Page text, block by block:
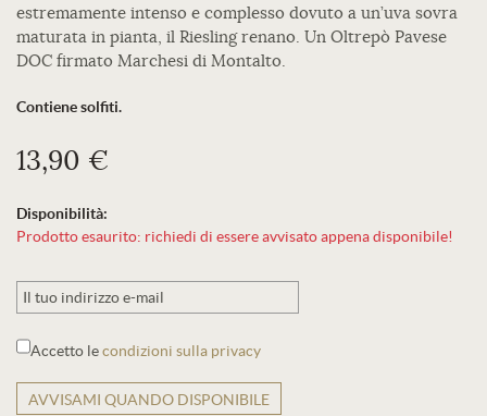
estremamente intenso e complesso dovuto a un’uva sovra
maturata in pianta, il Riesling renano. Un Oltrepò Pavese
DOC firmato Marchesi di Montalto.
Contiene solfiti.
13,90 €
Disponibilità:
Prodotto esaurito: richiedi di essere avvisato appena disponibile!
Accetto lecondizioni sulla privacy
AVVISAMI QUANDO DISPONIBILE